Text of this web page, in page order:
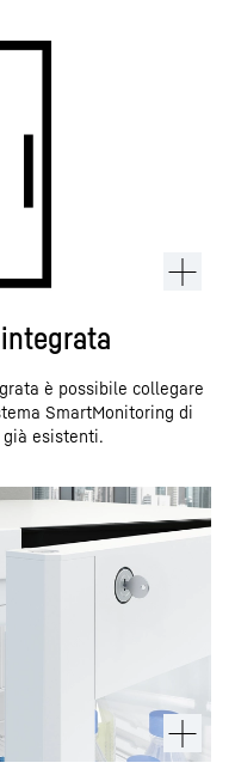
è possibile collegare
SmartMonitoring di
esistenti.